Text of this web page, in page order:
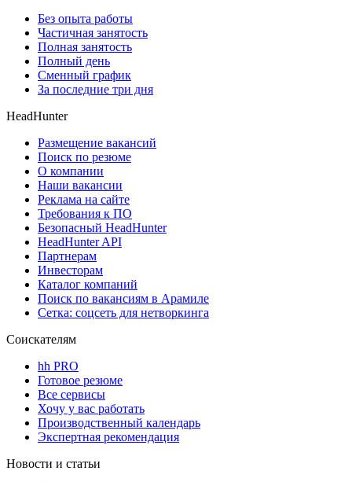
Без опыта работы
Частичная занятость
Полная занятость
Полный день
Сменный график
За последние три дня
HeadHunter
Размещение вакансий
Поиск по резюме
О компании
Наши вакансии
Реклама на сайте
Требования к ПО
Безопасный HeadHunter
HeadHunter API
Партнерам
Инвесторам
Каталог компаний
Поиск по вакансиям в Арамиле
Сетка: соцсеть для нетворкинга
Соискателям
hh PRO
Готовое резюме
Все сервисы
Хочу у вас работать
Производственный календарь
Экспертная рекомендация
Новости и статьи